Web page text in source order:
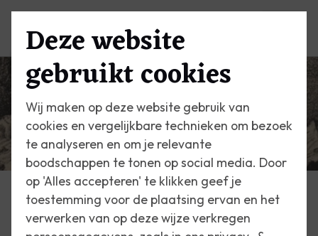
Deze website
gebruikt cookies
Wij maken op deze website gebruik van
cookies en vergelijkbare technieken om bezoek
te analyseren en om je relevante
boodschappen te tonen op social media. Door
op 'Alles accepteren' te klikken geef je
toestemming voor de plaatsing ervan en het
verwerken van op deze wijze verkregen
Escher Vandaag